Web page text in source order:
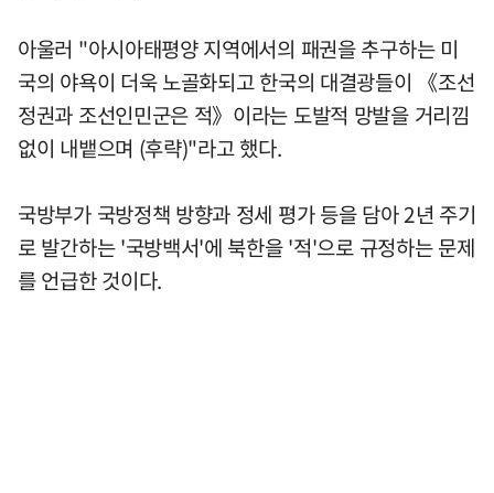
아울러 "아시아태평양 지역에서의 패권을 추구하는 미
국의 야욕이 더욱 노골화되고 한국의 대결광들이 《조선
정권과 조선인민군은 적》이라는 도발적 망발을 거리낌
없이 내뱉으며 (후략)"라고 했다.
국방부가 국방정책 방향과 정세 평가 등을 담아 2년 주기
로 발간하는 '국방백서'에 북한을 '적'으로 규정하는 문제
를 언급한 것이다.